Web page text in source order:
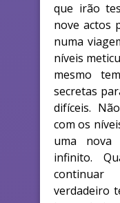
que irão
nove actos
numa
níveis
mesmo
secretas
difíceis.
com os
uma nova
infinito.
verdadeiro